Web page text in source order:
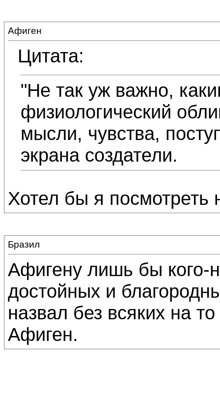
Афиген
Цитата:
"Не так уж важно,
физиологический
мысли, чувства,
экрана создатели.
Хотел бы я посмотреть
Бразил
Афигену лишь бы кого-
достойных и
назвал без всяких на
Афиген.